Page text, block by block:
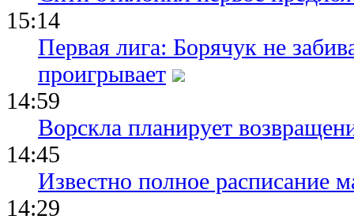
15:14
Первая лига: Борячук не
проигрывает
14:59
Ворскла планирует
14:45
Известно полное расписание
14:29